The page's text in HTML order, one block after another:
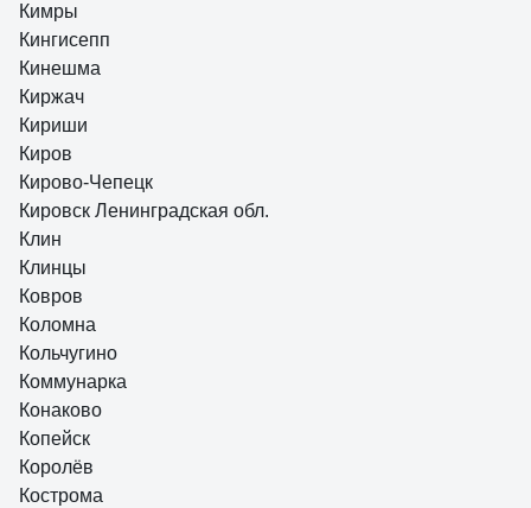
Кимры
Кингисепп
Кинешма
Киржач
Кириши
Киров
Кирово-Чепецк
Кировск Ленинградская обл.
Клин
Клинцы
Ковров
Коломна
Кольчугино
Коммунарка
Конаково
Копейск
Королёв
Кострома